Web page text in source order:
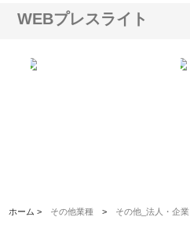
WEBプレスライト
ホーム > その他業種 > その他_法人・企業